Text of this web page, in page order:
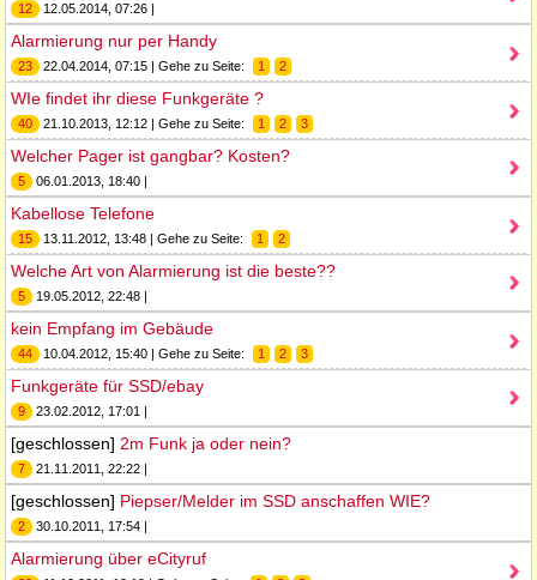
12 12.05.2014, 07:26 |
Alarmierung nur per Handy
23 22.04.2014, 07:15 | Gehe zu Seite: 1 2
WIe findet ihr diese Funkgeräte ?
40 21.10.2013, 12:12 | Gehe zu Seite: 1 2 3
Welcher Pager ist gangbar? Kosten?
5 06.01.2013, 18:40 |
Kabellose Telefone
15 13.11.2012, 13:48 | Gehe zu Seite: 1 2
Welche Art von Alarmierung ist die beste??
5 19.05.2012, 22:48 |
kein Empfang im Gebäude
44 10.04.2012, 15:40 | Gehe zu Seite: 1 2 3
Funkgeräte für SSD/ebay
9 23.02.2012, 17:01 |
[geschlossen] 2m Funk ja oder nein?
7 21.11.2011, 22:22 |
[geschlossen] Piepser/Melder im SSD anschaffen WIE?
2 30.10.2011, 17:54 |
Alarmierung über eCityruf